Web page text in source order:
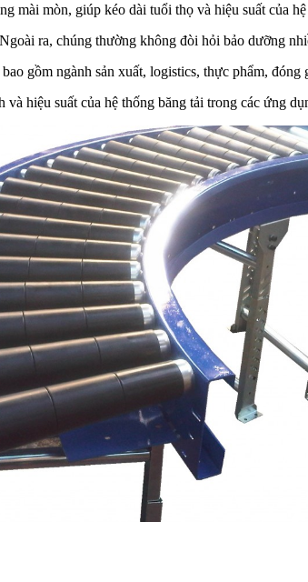
mài mòn, giúp kéo dài tuổi thọ và hiệu suất của
ra, chúng thường không đòi hỏi bảo dưỡng
gồm ngành sản xuất, logistics, thực phẩm,
hiệu suất của hệ thống băng tải trong các ứng